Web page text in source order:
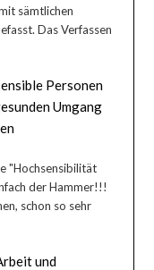
sämtlichen
Das Verfassen
Personen
Umgang
"Hochsensibilität
der Hammer!!!
schon so sehr
und